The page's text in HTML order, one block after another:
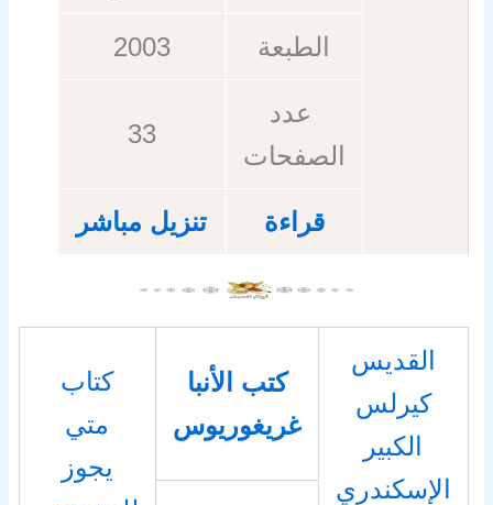
الطبعة 2003
عدد
الصفحات
33
قراءة تنزيل مباشر
القديس
كيرلس
الكبير
الإسكندري
كتب الأنبا
غريغوريوس
كتاب
متي
يجوز